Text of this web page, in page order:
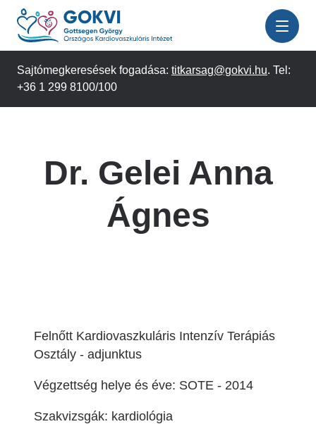
Ugrás
tartalomra
Sajtómegkeresések fogadása: titkarsag@gokvi.hu. Tel:
+36 1 299 8100/100
Dr. Gelei Anna
Ágnes
Felnőtt Kardiovaszkuláris Intenzív Terápiás
Osztály - adjunktus
Végzettség helye és éve: SOTE - 2014
Szakvizsgák: kardiológia